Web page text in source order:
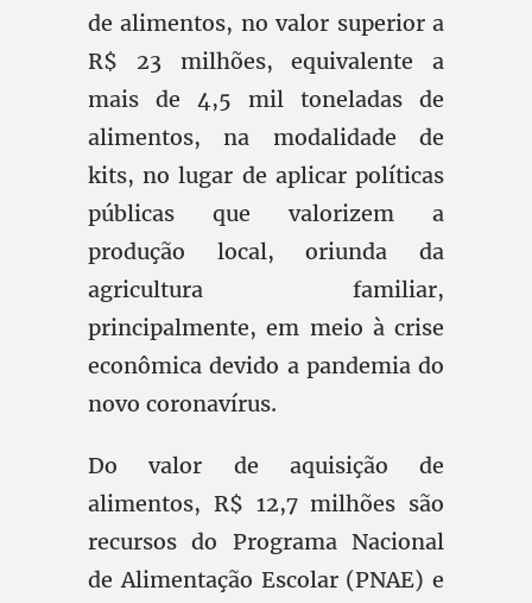
de alimentos, no valor superior a
R$ 23 milhões, equivalente a
mais de 4,5 mil toneladas de
alimentos, na modalidade de
kits, no lugar de aplicar políticas
públicas que valorizem a
produção local, oriunda da
agricultura familiar,
principalmente, em meio à crise
econômica devido a pandemia do
novo coronavírus.
Do valor de aquisição de
alimentos, R$ 12,7 milhões são
recursos do Programa Nacional
de Alimentação Escolar (PNAE) e